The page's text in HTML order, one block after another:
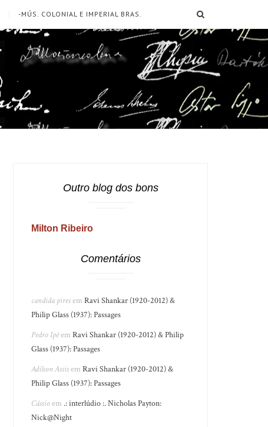
-MÚS. COLONIAL E IMPERIAL BRAS.
Outro blog dos bons
Milton Ribeiro
Comentários
candida piresemRavi Shankar (1920-2012) &
Philip Glass (1937): Passages
Pedro IpêemRavi Shankar (1920-2012) & Philip
Glass (1937): Passages
Adilson AssisemRavi Shankar (1920-2012) &
Philip Glass (1937): Passages
Cássioem .: interlúdio :. Nicholas Payton:
Nick@Night